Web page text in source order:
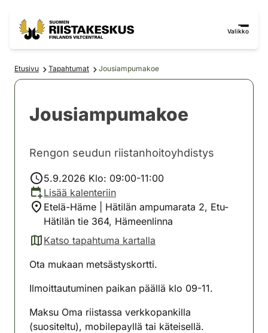
Valikko
Etusivu Tapahtumat Jousiampumakoe
Jousiampumakoe
Rengon seudun riistanhoitoyhdistys
5.9.2026 Klo: 09:00-11:00
Lisää kalenteriin
Etelä-Häme | Hätilän ampumarata 2, Etu-
Hätilän tie 364, Hämeenlinna
Katso tapahtuma kartalla
(avautuu uuteen välilehteen)
Ota mukaan metsästyskortti.
Ilmoittautuminen paikan päällä klo 09-11.
Maksu Oma riistassa verkkopankilla
(suositeltu), mobilepayllä tai käteisellä.